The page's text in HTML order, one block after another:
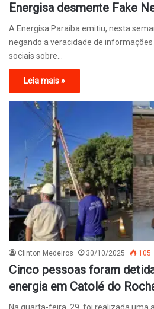
Energisa desmente Fake
A Energisa Paraíba emitiu, nesta
negando a veracidade de
sociais sobre…
Leia mais »
Clinton Medeiros 30/10/2025 105
Cinco pessoas foram
energia em Catolé do